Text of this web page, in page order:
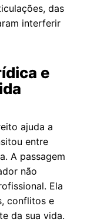
das
interferir
e
ajuda a
entre
A passagem
não
Ela
conflitos e
da sua vida.